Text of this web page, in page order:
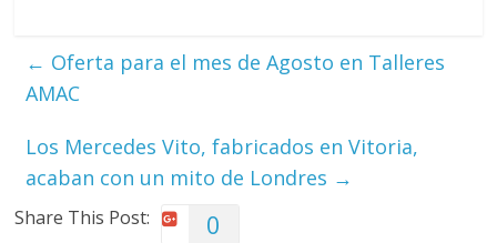
← Oferta para el mes de Agosto en Talleres
AMAC
Los Mercedes Vito, fabricados en Vitoria,
acaban con un mito de Londres →
Share This Post: 0